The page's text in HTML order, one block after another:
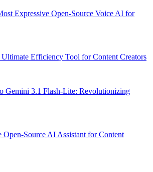
Expressive Open-Source Voice AI for
Efficiency Tool for Content Creators
Gemini 3.1 Flash-Lite: Revolutionizing
Source AI Assistant for Content